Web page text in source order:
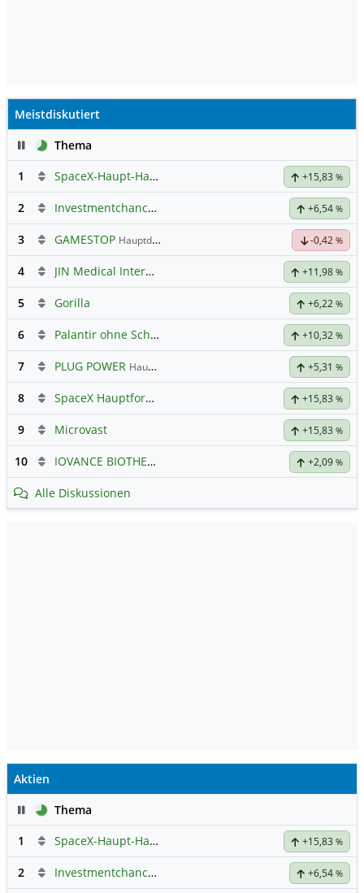
Meistdiskutiert
PauseThema
1
SpaceX-Haupt-Hauptforum +15,83 %
2 Investmentchancen +6,54 %
3 GAMESTOP Hauptdiskussion -0,42 %
4 JIN Medical International +11,98 %
5 Gorilla +6,22 %
6 Palantir ohne Schnickschnack +10,32 %
7 PLUG POWER Hauptdiskussion +5,31 %
8 SpaceX Hauptforum +15,83 %
9 Microvast +15,83 %
10 IOVANCE BIOTHERAP.DL-,001 +2,09 %
Alle Diskussionen
Aktien
PauseThema
1
SpaceX-Haupt-Hauptforum +15,83 %
2 Investmentchancen +6,54 %